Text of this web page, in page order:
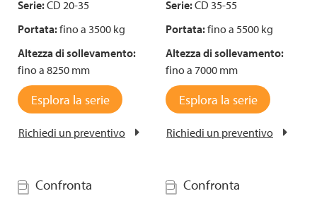
Serie:CD 20-35
Portata:fino a 3500 kg
Altezza di sollevamento:
fino a 8250 mm
Esplora la serie
Richiedi un preventivo
Serie:CD 35-55
Portata:fino a 5500 kg
Altezza di sollevamento:
fino a 7000 mm
Esplora la serie
Richiedi un preventivo
Confronta Confronta